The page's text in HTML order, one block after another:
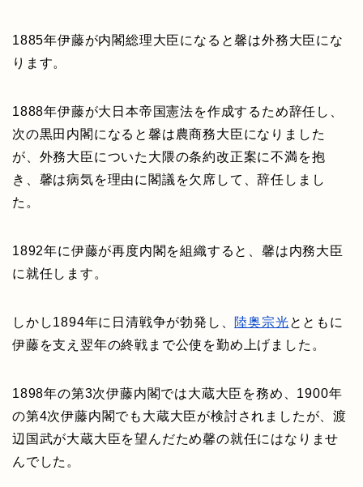
1885年伊藤が内閣総理大臣になると馨は外務大臣にな
ります。
1888年伊藤が大日本帝国憲法を作成するため辞任し、
次の黒田内閣になると馨は農商務大臣になりました
が、外務大臣についた大隈の条約改正案に不満を抱
き、馨は病気を理由に閣議を欠席して、辞任しまし
た。
1892年に伊藤が再度内閣を組織すると、馨は内務大臣
に就任します。
しかし1894年に日清戦争が勃発し、 陸奥宗光とともに
伊藤を支え翌年の終戦まで公使を勤め上げました。
1898年の第3次伊藤内閣では大蔵大臣を務め、1900年
の第4次伊藤内閣でも大蔵大臣が検討されましたが、渡
辺国武が大蔵大臣を望んだため馨の就任にはなりませ
んでした。